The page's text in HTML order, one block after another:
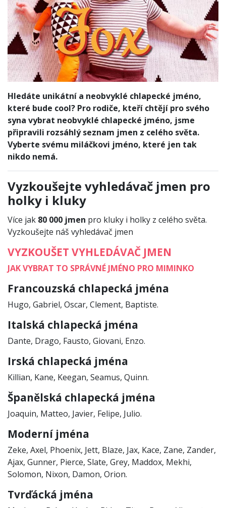
Hledáte unikátní a neobvyklé chlapecké jméno,
které bude cool? Pro rodiče, kteří chtějí pro svého
syna vybrat neobvyklé chlapecké jméno, jsme
připravili rozsáhlý seznam jmen z celého světa.
Vyberte svému miláčkovi jméno, které jen tak
nikdo nemá.
Vyzkoušejte vyhledávač jmen pro
holky i kluky
Více jak 80 000 jmen pro kluky i holky z celého světa.
Vyzkoušejte náš vyhledávač jmen
VYZKOUŠET VYHLEDÁVAČ JMEN
JAK VYBRAT TO SPRÁVNÉ JMÉNO PRO MIMINKO
Francouzská chlapecká jména
Hugo, Gabriel, Oscar, Clement, Baptiste.
Italská chlapecká jména
Dante, Drago, Fausto, Giovani, Enzo.
Irská chlapecká jména
Killian, Kane, Keegan, Seamus, Quinn.
Španělská chlapecká jména
Joaquin, Matteo, Javier, Felipe, Julio.
Moderní jména
Zeke, Axel, Phoenix, Jett, Blaze, Jax, Kace, Zane, Zander,
Ajax, Gunner, Pierce, Slate, Grey, Maddox, Mekhi,
Solomon, Nixon, Damon, Orion.
Tvrďácká jména